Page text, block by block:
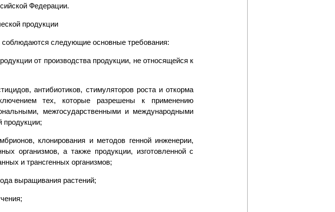
Федерации.
продукции
соблюдаются следующие основные требования:
от производства продукции, не относящейся к
антибиотиков, стимуляторов роста и откорма
тех, которые разрешены к применению
межгосударственными и международными
продукции;
клонирования и методов генной инженерии,
организмов, а также продукции, изготовленной с
и трансгенных организмов;
выращивания растений;